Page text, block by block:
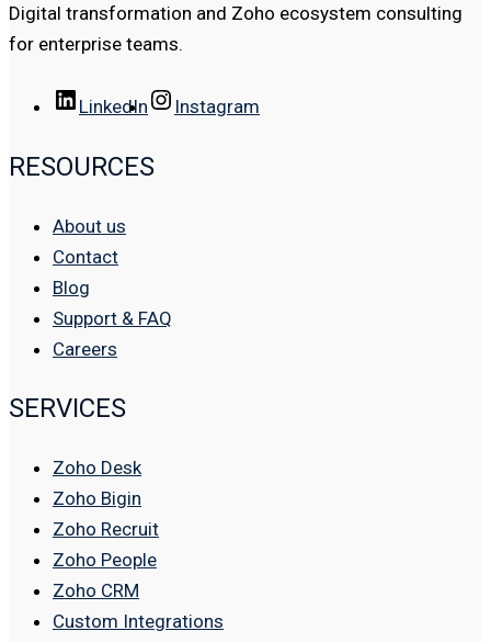
Digital transformation and Zoho ecosystem consulting
for enterprise teams.
LinkedIn Instagram
RESOURCES
About us
Contact
Blog
Support & FAQ
Careers
SERVICES
Zoho Desk
Zoho Bigin
Zoho Recruit
Zoho People
Zoho CRM
Custom Integrations